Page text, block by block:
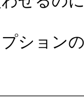
ション